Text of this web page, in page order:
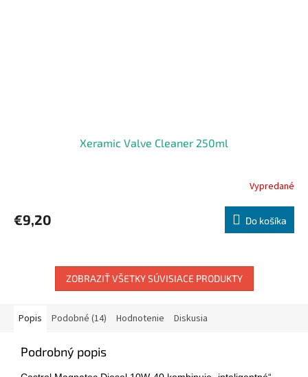
Xeramic Valve Cleaner 250ml
Vypredané
€9,20 Do košíka
ZOBRAZIŤ VŠETKY SÚVISIACE PRODUKTY
Popis Podobné (14) Hodnotenie Diskusia
Podrobný popis